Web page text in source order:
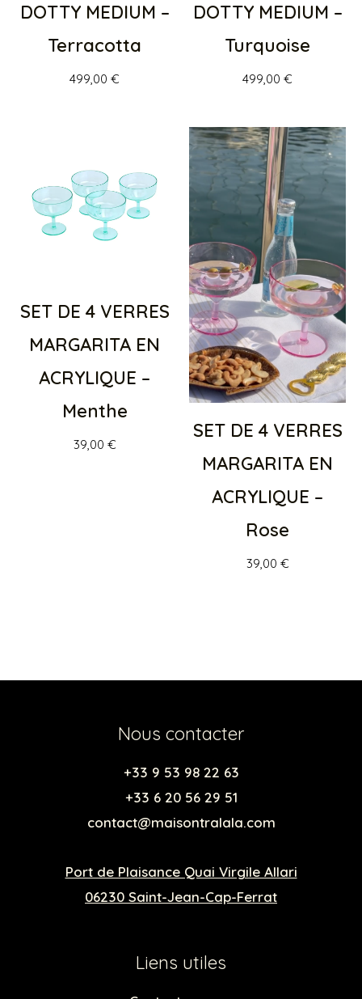
DOTTY MEDIUM –
Terracotta
499,00 €
DOTTY MEDIUM –
Turquoise
499,00 €
SET DE 4 VERRES
MARGARITA EN
ACRYLIQUE –
Menthe
39,00 €
SET DE 4 VERRES
MARGARITA EN
ACRYLIQUE –
Rose
39,00 €
Nous contacter
+33 9 53 98 22 63
+33 6 20 56 29 51
contact@maisontralala.com
Port de Plaisance Quai Virgile Allari
06230 Saint-Jean-Cap-Ferrat
Liens utiles